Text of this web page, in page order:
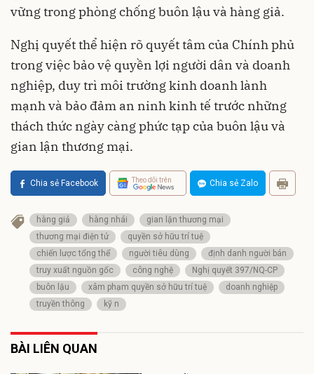
vững trong phòng chống buôn lậu và hàng giả.
Nghị quyết thể hiện rõ quyết tâm của Chính phủ
trong việc bảo vệ quyền lợi người dân và doanh
nghiệp, duy trì môi trường kinh doanh lành
mạnh và bảo đảm an ninh kinh tế trước những
thách thức ngày càng phức tạp của buôn lậu và
gian lận thương mại.
Chia sẻ Facebook Theo dõi trên Chia sẻ Zalo
hàng giả hàng nhái
gian lận thương mại
thương mại điện tử
quyền sở hữu trí tuệ
chiến lược tổng thể
người tiêu dùng
định danh người bán
truy xuất nguồn gốc
công nghệ
Nghị quyết 397/NQ-CP
buôn lậu
xâm phạm quyền sở hữu trí tuệ
doanh nghiệp
truyền thông
kỹ n
BÀI LIÊN QUAN